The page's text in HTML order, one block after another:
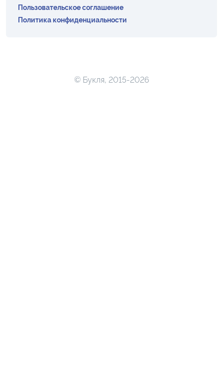
Пользовательское соглашение
Политика конфиденциальности
© Букля, 2015-2026